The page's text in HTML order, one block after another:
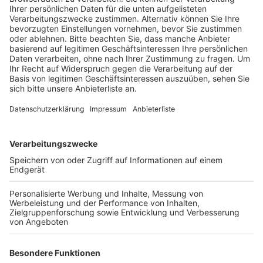
ermordete Juden, die dort gelebt haben.
Veröffentlicht:Donnerstag, 10.11.2022 15:19
Anzeige
Nationalsozialismus beteiligt, heißt es von der Stadt.
Zum Beispiel eine Klasse der Albert-Einstein-
Realschule. Sie hat in Oberaußem die Stolpersteine für
Emma, Albert, Josef, Rosa und Eva Simons, gereinigt.
Sie alle waren 1941 und 1942 deportiert und ermordet
worden. Und Schüler zweier Kurse des
Erftgymnasiums haben die Stolpersteine in Bergheim-
Mitte für Isidor Falk und Hilde Korsower geb. Falk